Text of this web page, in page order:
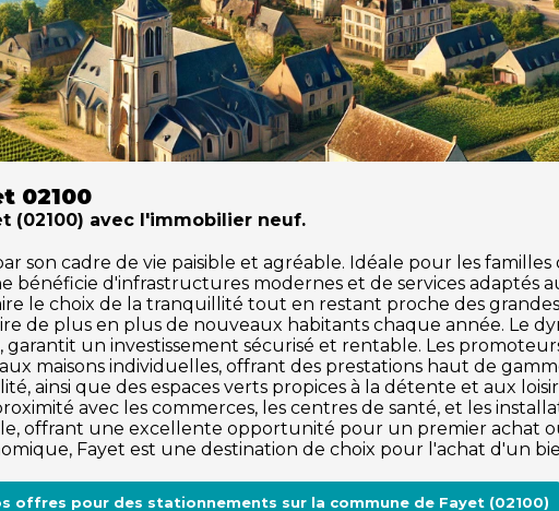
02100
(02100) avec l'immobilier neuf.
son cadre de vie paisible et agréable. Idéale pour les familles
d'infrastructures modernes et de services adaptés
le choix de la tranquillité tout en restant proche des
de plus en plus de nouveaux habitants chaque année. Le
un investissement sécurisé et rentable. Les
maisons individuelles, offrant des prestations haut de
ainsi que des espaces verts propices à la détente et aux
avec les commerces, les centres de santé, et les
offrant une excellente opportunité pour un premier achat
Fayet est une destination de choix pour l'achat d'un
offres pour des stationnements sur la commune de Fayet (02100)